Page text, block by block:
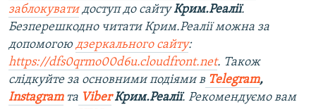
заблокуватидоступ до сайтуКрим.Реалії.
Безперешкодно читати Крим.Реалії можна за
допомогою дзеркального сайту:
https://dfs0qrmo00d6u.cloudfront.net. Також
слідкуйте за основними подіями в Telegram,
Instagramта Viber Крим.Реалії. Рекомендуємо вам